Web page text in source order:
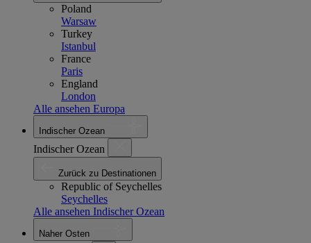
Poland
Warsaw
Turkey
Istanbul
France
Paris
England
London
Alle ansehen Europa
Indischer Ozean
Indischer Ozean
Zurück zu Destinationen
Republic of Seychelles
Seychelles
Alle ansehen Indischer Ozean
Naher Osten